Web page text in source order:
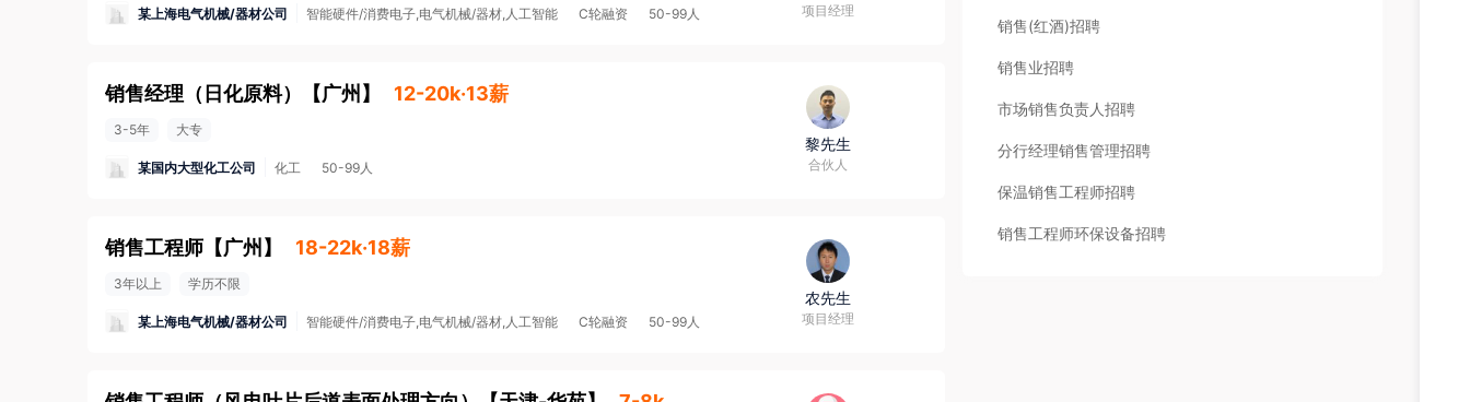
某上海电气机械/器材公司 智能硬件/消费电子,电气机械/器材,人工智能 C轮融资 50-99人 项目经理
销售经理（日化原料） 【广州 】 12-20k·13薪
3-5年 大专
某国内大型化工公司 化工 50-99人
黎先生
合伙人
销售工程师 【广州 】 18-22k·18薪
3年以上 学历不限
某上海电气机械/器材公司 智能硬件/消费电子,电气机械/器材,人工智能 C轮融资 50-99人
农先生
项目经理
销售(红酒)招聘
销售业招聘
市场销售负责人招聘
分行经理销售管理招聘
保温销售工程师招聘
销售工程师环保设备招聘